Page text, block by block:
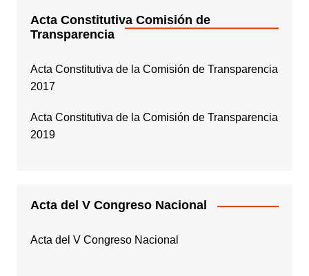
Acta Constitutiva Comisión de
Transparencia
Acta Constitutiva de la Comisión de Transparencia
2017
Acta Constitutiva de la Comisión de Transparencia
2019
Acta del V Congreso Nacional
Acta del V Congreso Nacional